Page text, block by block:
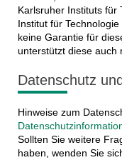
Karlsruher Instituts für
Institut für
keine Garantie für
unterstützt diese auch
Datenschutz
Hinweise zum
Sollten Sie weitere
haben, wenden Sie